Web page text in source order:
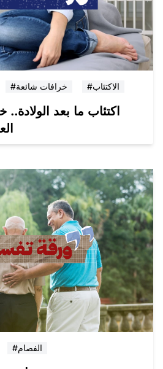
#خرافات شائعة #الاكتئاب
اكتئاب ما بعد
#الفصام